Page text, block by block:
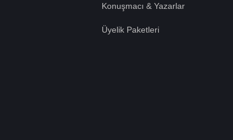
Konuşmacı & Yazarlar
Üyelik Paketleri